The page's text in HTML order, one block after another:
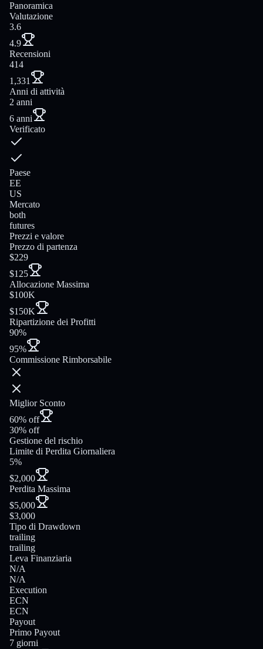
Panoramica
Valutazione
3.6
4.9
Recensioni
414
1,331
Anni di attività
2 anni
6 anni
Verificato
Paese
EE
US
Mercato
both
futures
Prezzi e valore
Prezzo di partenza
$229
$125
Allocazione Massima
$100K
$150K
Ripartizione dei Profitti
90%
95%
Commissione Rimborsabile
Miglior Sconto
60% off
30% off
Gestione del rischio
Limite di Perdita Giornaliera
5%
$2,000
Perdita Massima
$5,000
$3,000
Tipo di Drawdown
trailing
trailing
Leva Finanziaria
N/A
N/A
Execution
ECN
ECN
Payout
Primo Payout
7 giorni